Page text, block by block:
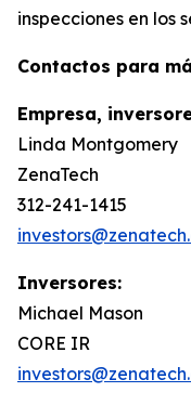
inspecciones en los
Contactos para
Empresa,
Linda Montgomery
ZenaTech
312-241-1415
Inversores:
Michael Mason
CORE IR